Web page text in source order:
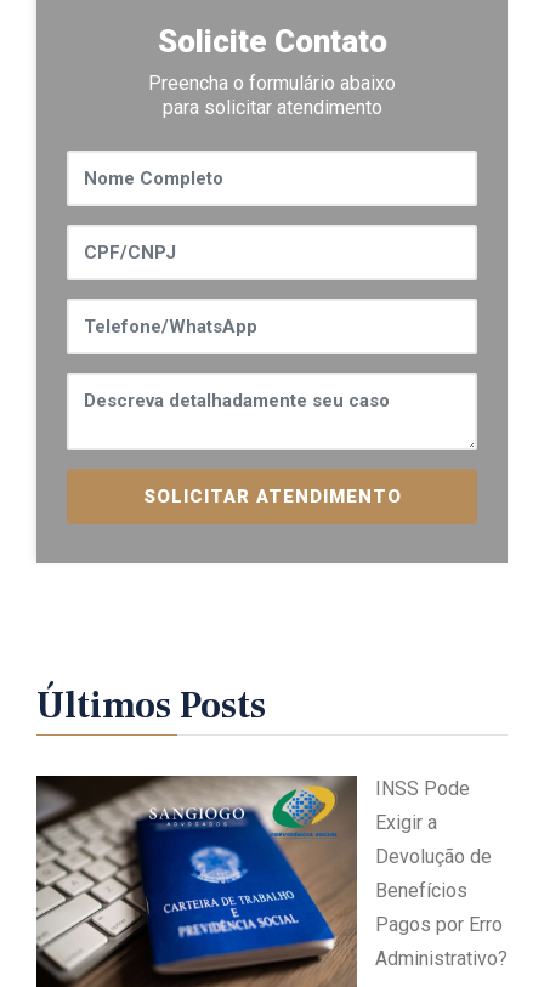
Solicite Contato
Preencha o formulário abaixo
para solicitar atendimento
SOLICITAR ATENDIMENTO
Últimos Posts
INSS Pode
Exigir a
Devolução de
Benefícios
Pagos por Erro
Administrativo?